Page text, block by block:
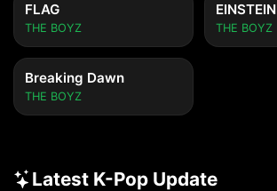
FLAG
THE BOYZ
EINSTEIN
THE BOYZ
Breaking Dawn
THE BOYZ
Latest K-Pop Update